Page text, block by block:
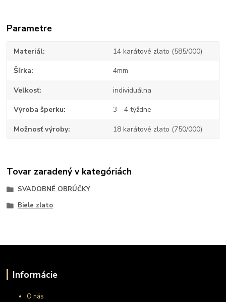
Parametre
Materiál 14 karátové zlato (585/000)
Šírka 4mm
Velkosť individuálna
Výroba šperku 3 - 4 týždne
Možnosť výroby 18 karátové zlato (750/000)
Tovar zaradený v kategóriách
SVADOBNÉ OBRÚČKY
Biele zlato
Informácie
O nás